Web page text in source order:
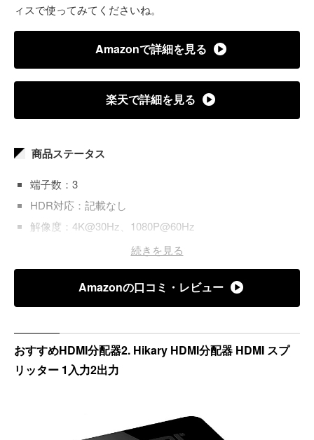
ィスで使ってみてくださいね。
Amazonで詳細を見る
楽天で詳細を見る
商品ステータス
端子数：3
HDR対応：記載なし
解像度：4K@30Hz、1080P@60Hz
電源タイプ：セルフパワー
カスケード接続：記載なし
HDMI音声フォーマット：記載なし
車対応：記載なし
続きを見る
Amazonの口コミ・レビュー
おすすめHDMI分配器2. Hikary HDMI分配器 HDMI スプ
リッター 1入力2出力